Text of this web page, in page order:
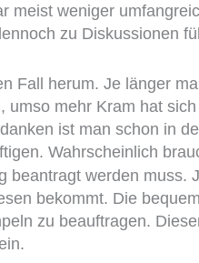
meist weniger
zu Diskussionen
Fall herum. Je länger
umso mehr Kram hat
ist man schon in
Wahrscheinlich
beantragt werden muss.
bekommt. Die
zu beauftragen.